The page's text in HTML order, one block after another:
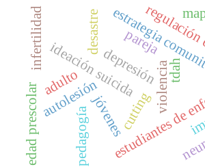
violencia
estudiantes
estrategia
ideación suicida
jóvenes
autolesión cutting
tdah
depresión
edad prescolaradulto
pareja
pedagogía
desastre
infertilidad